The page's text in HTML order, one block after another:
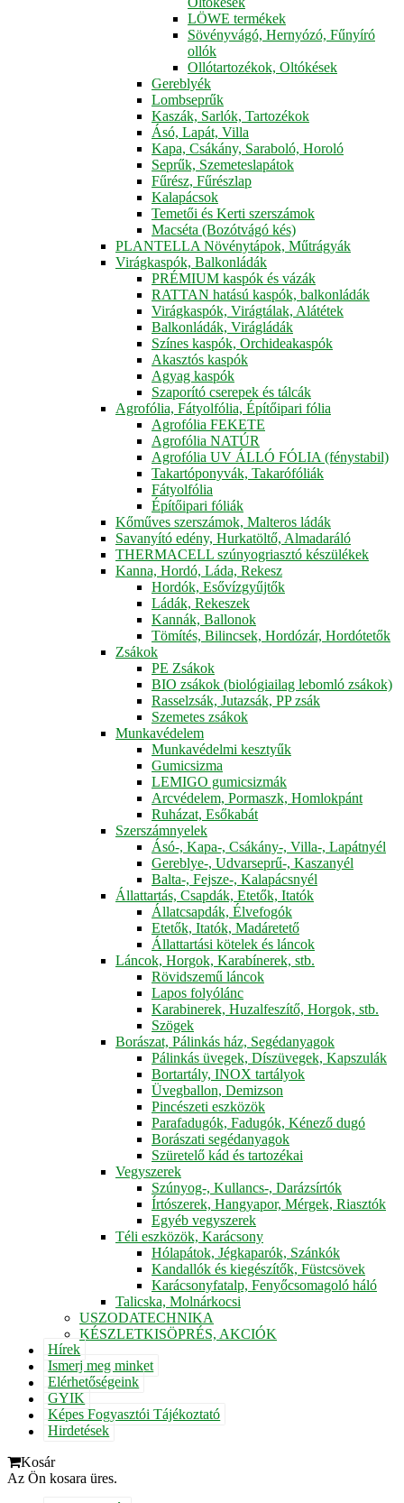
LÖWE termékek
Sövényvágó, Hernyózó, Fűnyíró
ollók
Ollótartozékok, Oltókések
Gereblyék
Lombseprűk
Kaszák, Sarlók, Tartozékok
Ásó, Lapát, Villa
Kapa, Csákány, Saraboló, Horoló
Seprűk, Szemeteslapátok
Fűrész, Fűrészlap
Kalapácsok
Temetői és Kerti szerszámok
Macséta (Bozótvágó kés)
PLANTELLA Növénytápok, Műtrágyák
Virágkaspók, Balkonládák
PRÉMIUM kaspók és vázák
RATTAN hatású kaspók, balkonládák
Virágkaspók, Virágtálak, Alátétek
Balkonládák, Virágládák
Színes kaspók, Orchideakaspók
Akasztós kaspók
Agyag kaspók
Szaporító cserepek és tálcák
Agrofólia, Fátyolfólia, Építőipari fólia
Agrofólia FEKETE
Agrofólia NATÚR
Agrofólia UV ÁLLÓ FÓLIA (fénystabil)
Takartóponyvák, Takarófóliák
Fátyolfólia
Építőipari fóliák
Kőműves szerszámok, Malteros ládák
Savanyító edény, Hurkatöltő, Almadaráló
THERMACELL szúnyogriasztó készülékek
Kanna, Hordó, Láda, Rekesz
Hordók, Esővízgyűjtők
Ládák, Rekeszek
Kannák, Ballonok
Tömítés, Bilincsek, Hordózár, Hordótetők
Zsákok
PE Zsákok
BIO zsákok (biológiailag lebomló zsákok)
Rasselzsák, Jutazsák, PP zsák
Szemetes zsákok
Munkavédelem
Munkavédelmi kesztyűk
Gumicsizma
LEMIGO gumicsizmák
Arcvédelem, Pormaszk, Homlokpánt
Ruházat, Esőkabát
Szerszámnyelek
Ásó-, Kapa-, Csákány-, Villa-, Lapátnyél
Gereblye-, Udvarseprű-, Kaszanyél
Balta-, Fejsze-, Kalapácsnyél
Állattartás, Csapdák, Etetők, Itatók
Állatcsapdák, Élvefogók
Etetők, Itatók, Madáretető
Állattartási kötelek és láncok
Láncok, Horgok, Karabínerek, stb.
Rövidszemű láncok
Lapos folyólánc
Karabinerek, Huzalfeszítő, Horgok, stb.
Szögek
Borászat, Pálinkás ház, Segédanyagok
Pálinkás üvegek, Díszüvegek, Kapszulák
Bortartály, INOX tartályok
Üvegballon, Demizson
Pincészeti eszközök
Parafadugók, Fadugók, Kénező dugó
Borászati segédanyagok
Szüretelő kád és tartozékai
Vegyszerek
Szúnyog-, Kullancs-, Darázsírtók
Írtószerek, Hangyapor, Mérgek, Riasztók
Egyéb vegyszerek
Téli eszközök, Karácsony
Hólapátok, Jégkaparók, Szánkók
Kandallók és kiegészítők, Füstcsövek
Karácsonyfatalp, Fenyőcsomagoló háló
Talicska, Molnárkocsi
USZODATECHNIKA
KÉSZLETKISÖPRÉS, AKCIÓK
Hírek
Ismerj meg minket
Elérhetőségeink
GYIK
Képes Fogyasztói Tájékoztató
Hirdetések
Kosár
Az Ön kosara üres.